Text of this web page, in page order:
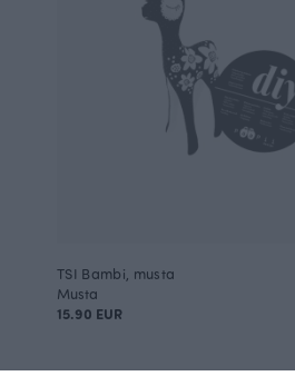
TSI Bambi, musta
Musta
15.90 EUR